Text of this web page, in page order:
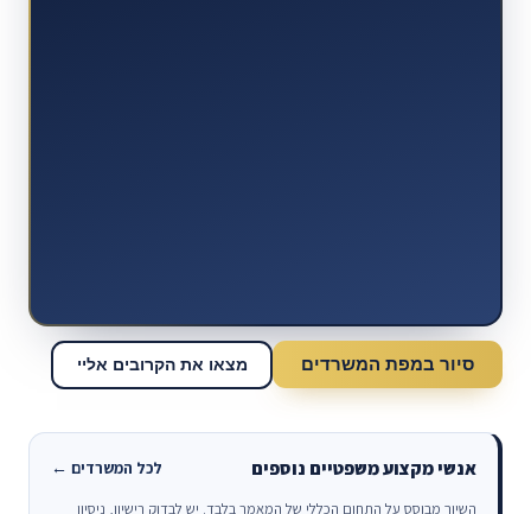
סיור במפת המשרדים מצאו את הקרובים אליי
אנשי מקצוע משפטיים נוספים לכל המשרדים ←
השיוך מבוסס על התחום הכללי של המאמר בלבד. יש לבדוק רישיון, ניסיון